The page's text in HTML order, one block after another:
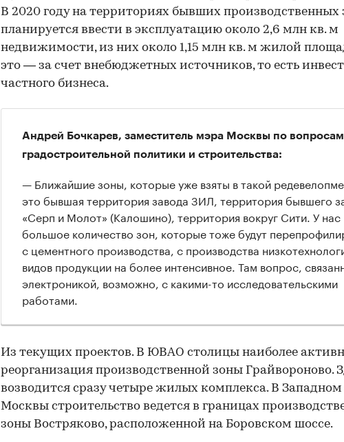
В 2020 году на территориях бывших производственных
планируется ввести в эксплуатацию около 2,6 млн кв. м
недвижимости, из них около 1,15 млн кв. м жилой
это — за счет внебюджетных источников, то есть
частного бизнеса.
Андрей Бочкарев, заместитель мэра Москвы по вопросам
градостроительной политики и строительства:
— Ближайшие зоны, которые уже взяты в такой
это бывшая территория завода ЗИЛ, территория бывшего
«Серп и Молот» (Калошино), территория вокруг Сити. У нас
большое количество зон, которые тоже будут
с цементного производства, с производства
видов продукции на более интенсивное. Там вопрос,
электроникой, возможно, с какими-то исследовательскими
работами.
Из текущих проектов. В ЮВАО столицы наиболее
реорганизация производственной зоны Грайвороново.
возводится сразу четыре жилых комплекса. В Западном
Москвы строительство ведется в границах
зоны Востряково, расположенной на Боровском шоссе.